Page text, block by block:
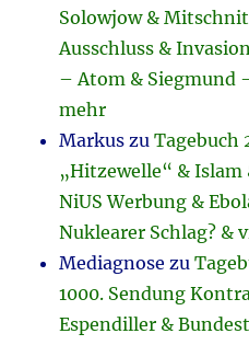
Solowjow &
Ausschluss &
– Atom & Siegmund
mehr
Markus zuTagebuch
„Hitzewelle“ & Islam
NiUS Werbung &
Nuklearer Schlag? &
Mediagnose zu
1000. Sendung
Espendiller &